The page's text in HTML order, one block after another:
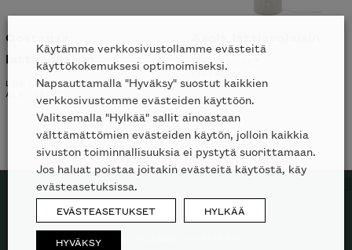
Costanza
lattiavalaisin
LUCEPLAN
ALK. 690€
LIGNE ROSET
1204€
TILAA SKANNO-UUTISKIRJE
Käytämme verkkosivustollamme evästeitä
käyttökokemuksesi optimoimiseksi.
Napsauttamalla "Hyväksy" suostut kaikkien
verkkosivustomme evästeiden käyttöön.
Valitsemalla "Hylkää" sallit ainoastaan
välttämättömien evästeiden käytön, jolloin kaikkia
sivuston toiminnallisuuksia ei pystytä suorittamaan.
Jos haluat poistaa joitakin evästeitä käytöstä, käy
evästeasetuksissa.
EVÄSTEASETUKSET HYLKÄÄ
HYVÄKSY